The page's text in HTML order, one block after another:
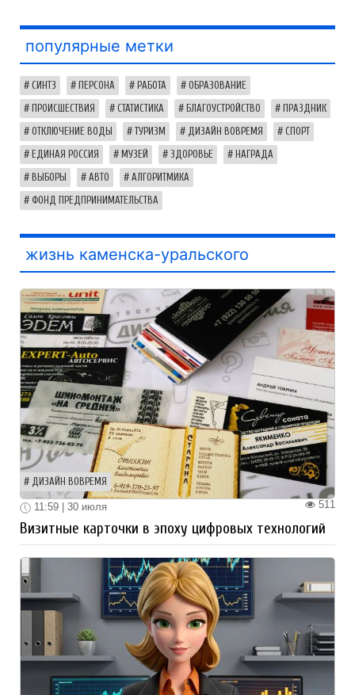
популярные метки
СИНТЗ ПЕРСОНА РАБОТА ОБРАЗОВАНИЕ
ПРОИСШЕСТВИЯ СТАТИСТИКА БЛАГОУСТРОЙСТВО ПРАЗДНИК
ОТКЛЮЧЕНИЕ ВОДЫ ТУРИЗМ ДИЗАЙН ВОВРЕМЯ СПОРТ
ЕДИНАЯ РОССИЯ МУЗЕЙ ЗДОРОВЬЕ НАГРАДА
ВЫБОРЫ АВТО АЛГОРИТМИКА
ФОНД ПРЕДПРИНИМАТЕЛЬСТВА
жизнь каменска-уральского
ДИЗАЙН ВОВРЕМЯ
511
11:59 | 30 июля
Визитные карточки в эпоху цифровых технологий